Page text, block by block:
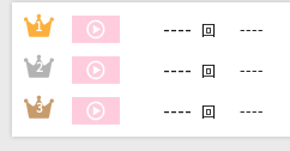
1 ---- 回 ----
2 ---- 回 ----
3 ---- 回 ----